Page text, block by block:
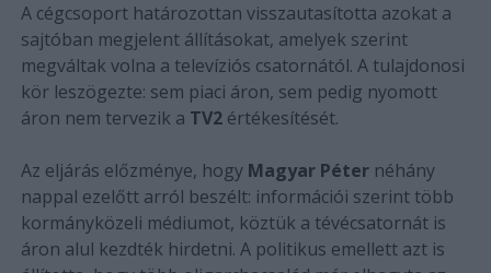
A cégcsoport határozottan visszautasította azokat a
sajtóban megjelent állításokat, amelyek szerint
megváltak volna a televíziós csatornától. A tulajdonosi
kör leszögezte: sem piaci áron, sem pedig nyomott
áron nem tervezik a TV2 értékesítését.
Az eljárás előzménye, hogy Magyar Péternéhány
nappal ezelőtt arról beszélt: információi szerint több
kormányközeli médiumot, köztük a tévécsatornát is
áron alul kezdték hirdetni. A politikus emellett azt is